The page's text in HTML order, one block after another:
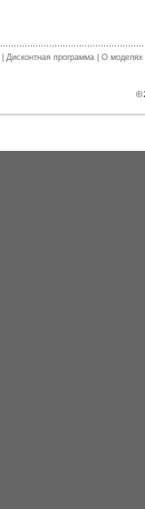
Дисконтная программа О моделях
©